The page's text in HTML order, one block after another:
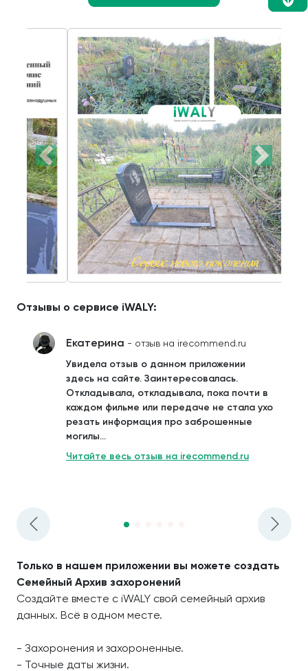
Отзывы о сервисе iWALY:
Екатерина - отзыв на irecommend.ru
Увидела отзыв о данном приложении
здесь на сайте. Заинтересовалась.
Откладывала, откладывала, пока почти в
каждом фильме или передаче не стала ухо
резать информация про заброшенные
могилы...
Читайте весь отзыв на irecommend.ru
Только в нашем приложении вы можете создать
Семейный Архив захоронений
Создайте вместе с iWALY свой семейный архив
данных. Всё в одном месте.
- Захоронения и захороненные.
- Точные даты жизни.